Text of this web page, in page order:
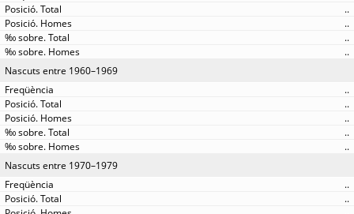
..
..
..
..
Nascuts entre 1960–1969
..
..
..
..
..
Nascuts entre 1970–1979
..
..